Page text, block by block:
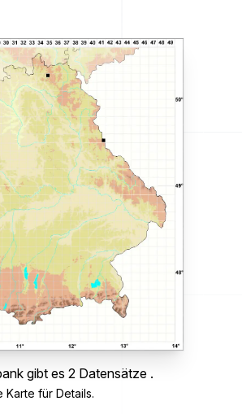
gibt es 2 Datensätze .
Karte für Details.